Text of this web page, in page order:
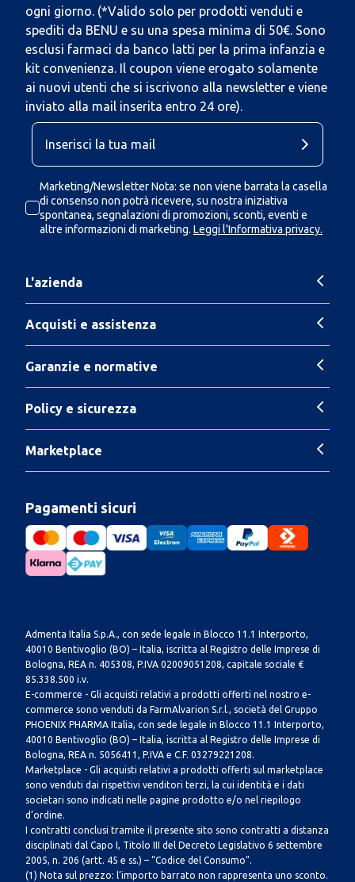
ogni giorno. (*Valido solo per prodotti venduti e
spediti da BENU e su una spesa minima di 50€. Sono
esclusi farmaci da banco latti per la prima infanzia e
kit convenienza. Il coupon viene erogato solamente
ai nuovi utenti che si iscrivono alla newsletter e viene
inviato alla mail inserita entro 24 ore).
Marketing/Newsletter Nota: se non viene barrata la casella
di consenso non potrà ricevere, su nostra iniziativa
spontanea, segnalazioni di promozioni, sconti, eventi e
altre informazioni di marketing. Leggi l'Informativa privacy.
L'azienda
Acquisti e assistenza
Garanzie e normative
Policy e sicurezza
Marketplace
Pagamenti sicuri
Admenta Italia S.p.A., con sede legale in Blocco 11.1 Interporto,
40010 Bentivoglio (BO) – Italia, iscritta al Registro delle Imprese di
Bologna, REA n. 405308, P.IVA 02009051208, capitale sociale €
85.338.500 i.v.
E-commerce - Gli acquisti relativi a prodotti offerti nel nostro e-
commerce sono venduti da FarmAlvarion S.r.l., società del Gruppo
PHOENIX PHARMA Italia, con sede legale in Blocco 11.1 Interporto,
40010 Bentivoglio (BO) – Italia, iscritta al Registro delle Imprese di
Bologna, REA n. 5056411, P.IVA e C.F. 03279221208.
Marketplace - Gli acquisti relativi a prodotti offerti sul marketplace
sono venduti dai rispettivi venditori terzi, la cui identità e i dati
societari sono indicati nelle pagine prodotto e/o nel riepilogo
d’ordine.
I contratti conclusi tramite il presente sito sono contratti a distanza
disciplinati dal Capo I, Titolo III del Decreto Legislativo 6 settembre
2005, n. 206 (artt. 45 e ss.) – “Codice del Consumo”.
(1) Nota sul prezzo: l’importo barrato non rappresenta uno sconto.